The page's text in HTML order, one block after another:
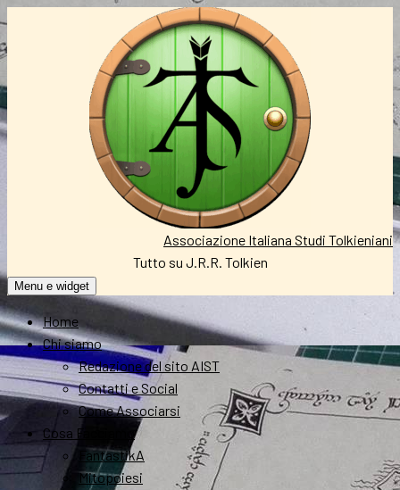
contenuto
Associazione Italiana Studi Tolkieniani
Tutto su J.R.R. Tolkien
Menu e widget
Home
Chi siamo
Redazione del sito AIST
Contatti e Social
Come Associarsi
Cosa Facciamo
FantastikA
Mitopoiesi